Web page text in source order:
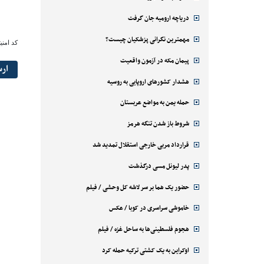
دریاچه ارومیه جان گرفت
مهمترین نگرانی پزشکیان چیست؟
پیمان مکه در آزمون واقعیت
هشدار کشورهای اروپایی به روسیه
حمله یمن به مواضع عربستان
شروط باز شدن تنگه هرمز
قرارداد مربی خارجی استقلال تمدید شد
پدر لیونل مسی درگذشت
حضور یک هما بر سر لاشه‌ کل وحشی / فیلم
خاموشی سراسری در کوبا / عکس
هجوم فلسطینی‌ها به ساحل غزه / فیلم
اوکراین به یک کشتی ترکیه حمله کرد
کد